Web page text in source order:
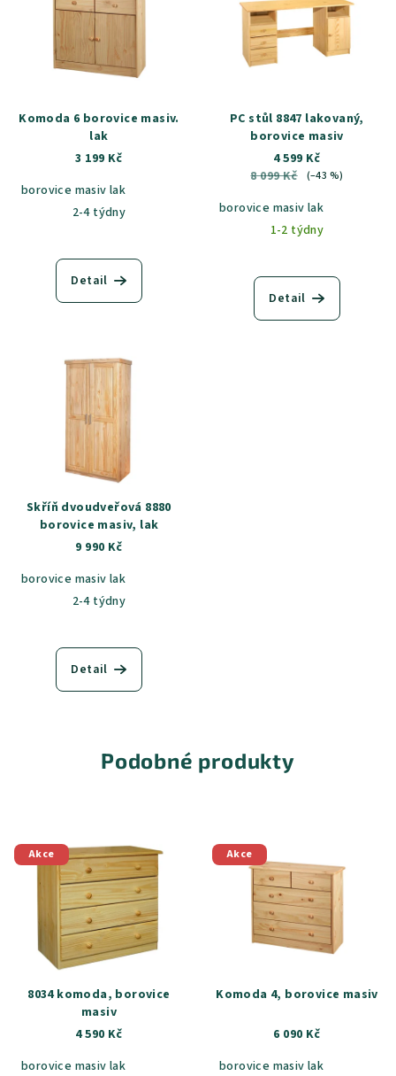
Komoda 6 borovice masiv.
lak
3 199 Kč
borovice masiv lak
2-4 týdny
Detail
PC stůl 8847 lakovaný,
borovice masiv
4 599 Kč
8 099 Kč
(–43 %)
borovice masiv lak
1-2 týdny
Detail
Skříň dvoudveřová 8880
borovice masiv, lak
9 990 Kč
borovice masiv lak
2-4 týdny
Detail
Podobné produkty
Akce
8034 komoda, borovice
masiv
4 590 Kč
borovice masiv lak
Akce
Komoda 4, borovice masiv
6 090 Kč
borovice masiv lak